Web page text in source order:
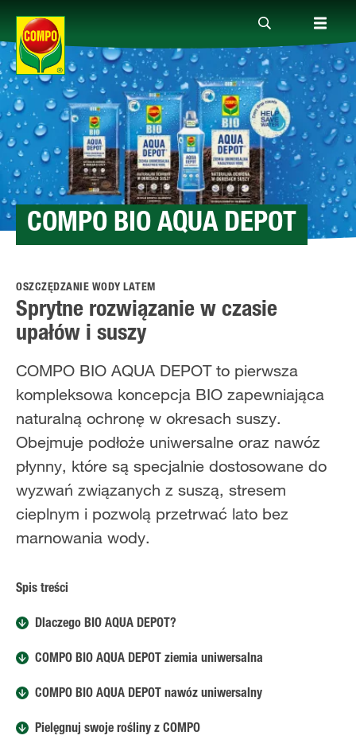
Produkty
Porady
Aktualne tematy
O nas
COMPO BIO AQUA DEPOT
OSZCZĘDZANIE WODY LATEM
Sprytne rozwiązanie w czasie
upałów i suszy
COMPO BIO AQUA DEPOT to pierwsza
kompleksowa koncepcja BIO zapewniająca
naturalną ochronę w okresach suszy.
Obejmuje podłoże uniwersalne oraz nawóz
płynny, które są specjalnie dostosowane do
wyzwań związanych z suszą, stresem
cieplnym i pozwolą przetrwać lato bez
marnowania wody.
Spis treści
Dlaczego BIO AQUA DEPOT?
COMPO BIO AQUA DEPOT ziemia uniwersalna
COMPO BIO AQUA DEPOT nawóz uniwersalny
Pielęgnuj swoje rośliny z COMPO